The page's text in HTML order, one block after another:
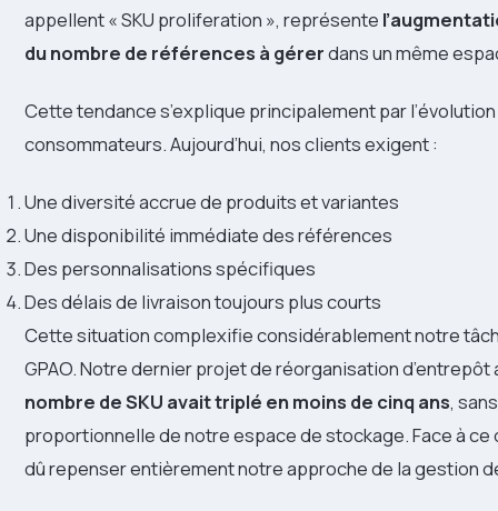
appellent « SKU proliferation », représente
du nombre de références à gérerdans un même
Cette tendance s’explique principalement par
consommateurs. Aujourd’hui, nos clients exigent :
Une diversité accrue de produits et variantes
Une disponibilité immédiate des références
Des personnalisations spécifiques
Des délais de livraison toujours plus courts
Cette situation complexifie considérablement notre
GPAO. Notre dernier projet de réorganisation
nombre de SKU avait triplé en moins de cinq ans,
proportionnelle de notre espace de stockage. Face à ce
dû repenser entièrement notre approche de la gestion